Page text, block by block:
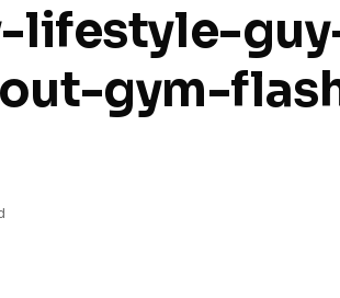
lifestyle-
gym-